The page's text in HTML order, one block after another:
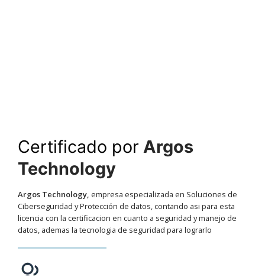
Certificado por Argos
Technology
Argos Technology, empresa especializada en Soluciones de
Ciberseguridad y Protección de datos, contando asi para esta
licencia con la certificacion en cuanto a seguridad y manejo de
datos, ademas la tecnologia de seguridad para lograrlo